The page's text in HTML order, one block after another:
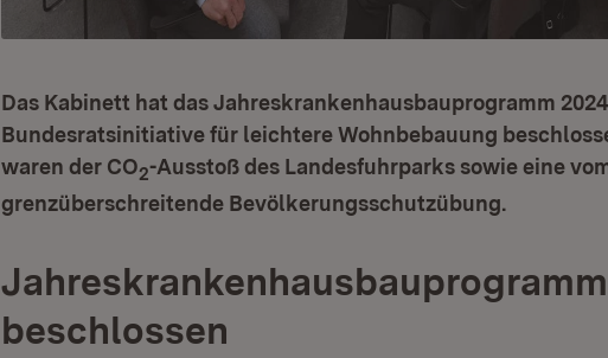
Das Kabinett hat das Jahreskrankenhausbauprogramm
Bundesratsinitiative für leichtere Wohnbebauung
waren der CO2-Ausstoß des Landesfuhrparks sowie eine
grenzüberschreitende Bevölkerungsschutzübung.
beschlossen